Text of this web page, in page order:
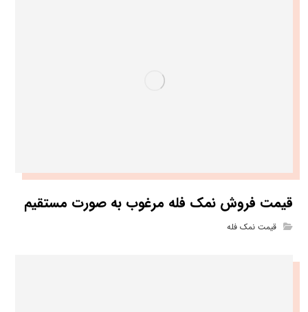
قیمت فروش نمک فله مرغوب به صورت مستقیم
قیمت نمک فله